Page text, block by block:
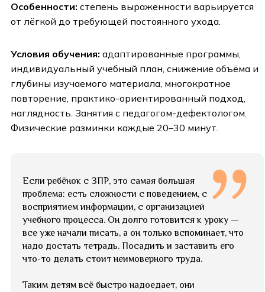
Особенности: степень выраженности варьируется
от лёгкой до требующей постоянного ухода.
Условия обучения: адаптированные программы,
индивидуальный учебный план, снижение объёма и
глубины изучаемого материала, многократное
повторение, практико-ориентированный подход,
наглядность. Занятия с педагогом-дефектологом.
Физические разминки каждые 20–30 минут.
Если ребёнок с ЗПР, это самая большая
проблема: есть сложности с поведением, с
восприятием информации, с организацией
учебного процесса. Он долго готовится к уроку —
все уже начали писать, а он только вспоминает, что
надо достать тетрадь. Посадить и заставить его
что-то делать стоит неимоверного труда.
Таким детям всё быстро надоедает, они